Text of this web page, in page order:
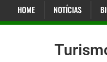
HOME NOTÍCIAS